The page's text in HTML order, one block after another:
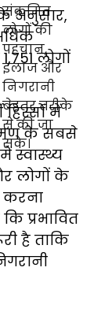
के अनुसार,
लोगों
में
के सबसे
स्वास्थ्य
लोगों के
करना
प्रभावित
है ताकि